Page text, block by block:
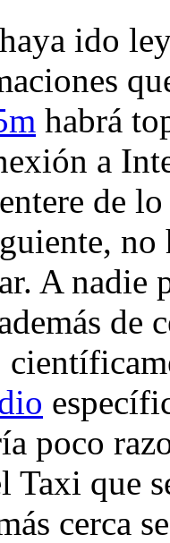
ido
habrá
a
de
A nadie
de
poco
Taxi que
cerca